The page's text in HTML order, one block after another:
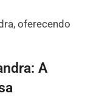
oferecendo
A